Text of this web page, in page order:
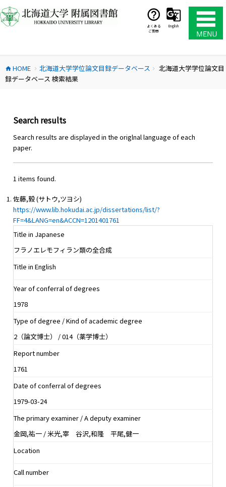
ン
テ
ス
キ
よくある
ご質問
English
home HOME chevron_right 北海道大学学位論文目録データベース chevron_right
北海道大学学位論文目
録データベース 検索結果
Search results
Search results are displayed in the origlnal language of each
paper.
1 items found.
佐藤,毅 (サトウ,ツヨシ)
https://www.lib.hokudai.ac.jp/dissertations/list/?
FF=4&LANG=en&ACCN=1201401761
Title in Japanese
フラノエレモフィラン類の全合成
Title in English
Year of conferral of degrees
1978
Type of degree / Kind of academic degree
2（論文博士） / 014（薬学博士）
Report number
1761
Date of conferral of degrees
1979-03-24
The primary examiner / A deputy examiner
金岡,祐一 / 米光,宰 谷沢,和隆 平尾,健一
Location
Call number